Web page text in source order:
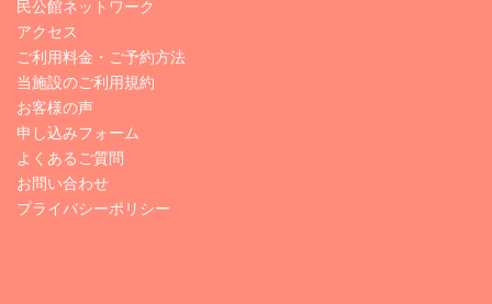
民公館ネットワーク
アクセス
ご利用料金・ご予約方法
当施設のご利用規約
お客様の声
申し込みフォーム
よくあるご質問
お問い合わせ
プライバシーポリシー